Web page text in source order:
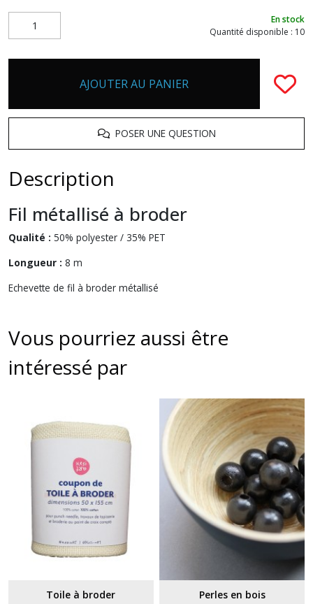
En stock
Quantité disponible : 10
AJOUTER AU PANIER
POSER UNE QUESTION
Description
Fil métallisé à broder
Qualité : 50% polyester / 35% PET
Longueur : 8 m
Echevette de fil à broder métallisé
Vous pourriez aussi être
intéressé par
Toile à broder Perles en bois